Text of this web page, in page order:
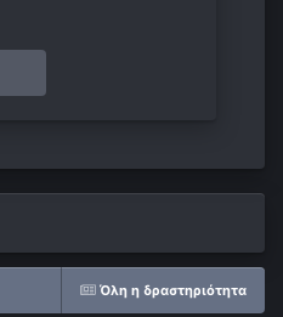
Όλη η δραστηριότητα